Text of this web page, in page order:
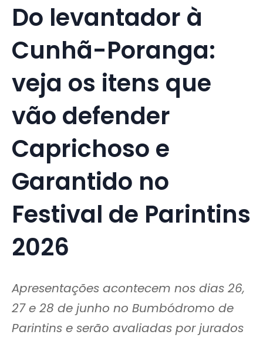
Do levantador à
Cunhã-Poranga:
veja os itens que
vão defender
Caprichoso e
Garantido no
Festival de Parintins
2026
Apresentações acontecem nos dias 26,
27 e 28 de junho no Bumbódromo de
Parintins e serão avaliadas por jurados